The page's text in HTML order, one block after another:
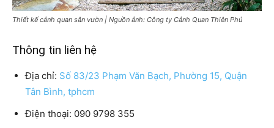
Thiết kế cảnh quan sân vườn | Nguồn ảnh: Công ty Cảnh Quan Thiên Phú
Thông tin liên hệ
Địa chỉ: Số 83/23 Phạm Văn Bạch, Phường 15, Quận
Tân Bình, tphcm
Điện thoại: 090 9798 355